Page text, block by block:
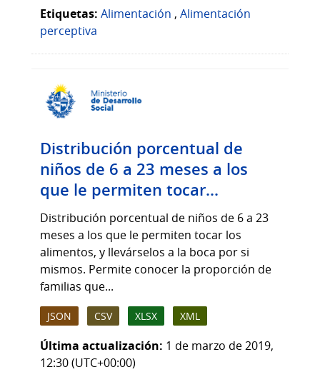
Etiquetas: Alimentación , Alimentación
perceptiva
Distribución porcentual de
niños de 6 a 23 meses a los
que le permiten tocar...
Distribución porcentual de niños de 6 a 23
meses a los que le permiten tocar los
alimentos, y llevárselos a la boca por si
mismos. Permite conocer la proporción de
familias que...
JSON CSV XLSX XML
Última actualización: 1 de marzo de 2019,
12:30 (UTC+00:00)